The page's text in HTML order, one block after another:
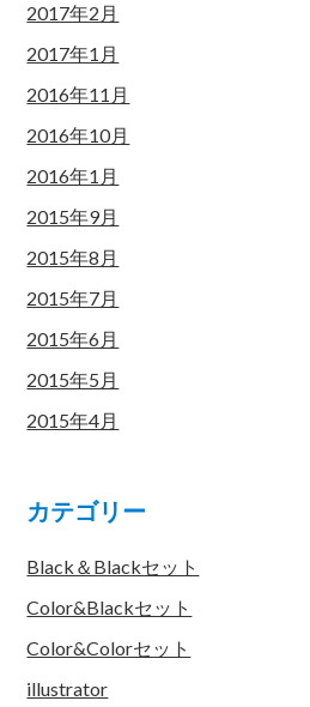
2017年2月
2017年1月
2016年11月
2016年10月
2016年1月
2015年9月
2015年8月
2015年7月
2015年6月
2015年5月
2015年4月
カテゴリー
Black＆Blackセット
Color&Blackセット
Color&Colorセット
illustrator